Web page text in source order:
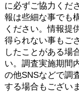
に必ずご協力くだ
報は些細な事でも
ください。情報提
得られない事もご
したことがある場
い。調査実施期間
の他SNSなどで調
する場合もござい